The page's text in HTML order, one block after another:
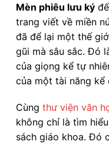
Mèn phiêu lưu ký
trang viết về miền
đã để lại một thế
gũi mà sâu sắc. Đó
của giọng kể tự
của một tài năng kể
Cùng thư viện văn
không chỉ là tìm
sách giáo khoa. Đó